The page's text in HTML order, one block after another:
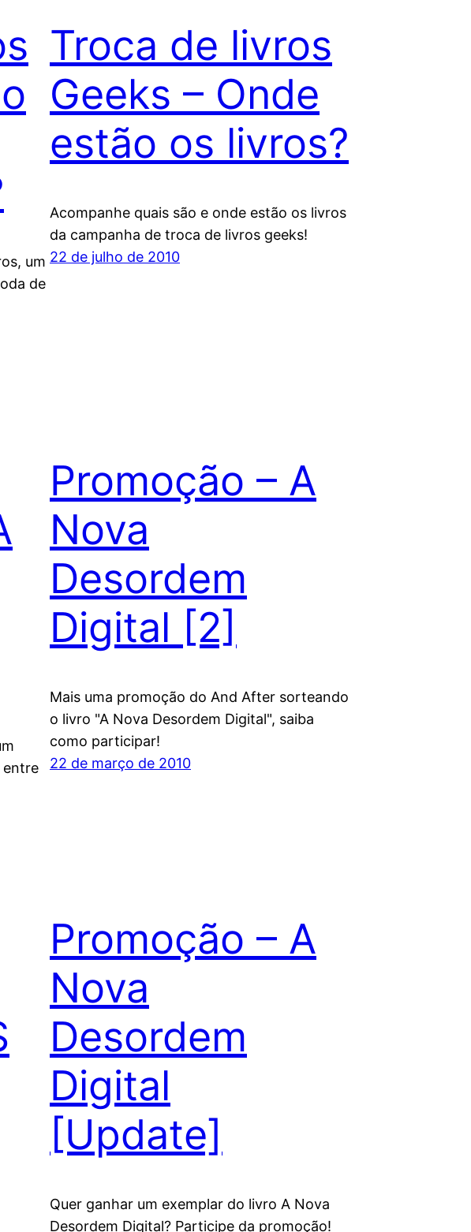
um
de
Troca de livros
Geeks – Onde
estão os livros?
Acompanhe quais são e onde estão os livros
da campanha de troca de livros geeks!
22 de julho de 2010
entre
Promoção – A
Nova
Desordem
Digital [2]
Mais uma promoção do And After sorteando
o livro "A Nova Desordem Digital", saiba
como participar!
22 de março de 2010
Promoção – A
Nova
Desordem
Digital
[Update]
Quer ganhar um exemplar do livro A Nova
Desordem Digital? Participe da promoção!